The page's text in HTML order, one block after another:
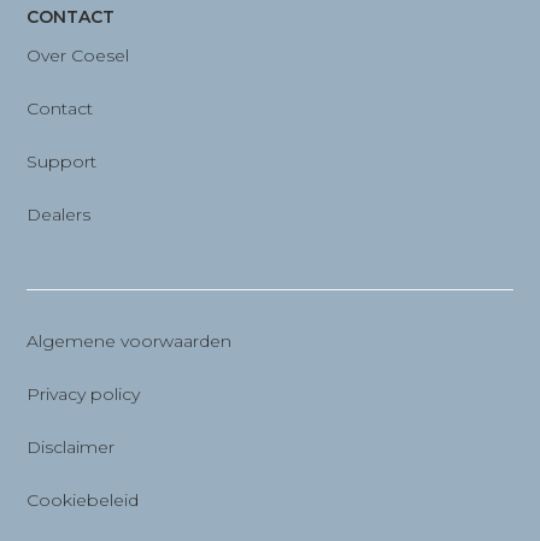
CONTACT
Over Coesel
Contact
Support
Dealers
Algemene voorwaarden
Privacy policy
Disclaimer
Cookiebeleid